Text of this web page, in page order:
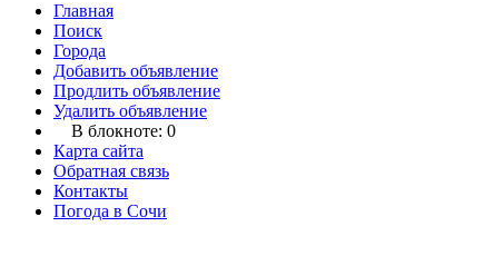
Главная
Поиск
Города
Добавить объявление
Продлить объявление
Удалить объявление
В блокноте: 0
Карта сайта
Обратная связь
Контакты
Погода в Сочи